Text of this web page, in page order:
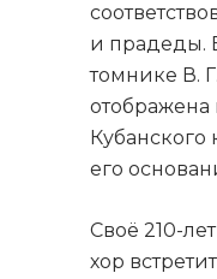
и прадеды.
томнике В.
отображена
Кубанского
его
Своё 210-
хор